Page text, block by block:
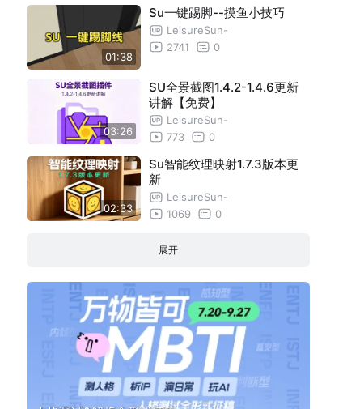
01:38
Su一键踢脚--摸鱼小技巧
LeisureSun-
2741
0
03:26
SU全景截图1.4.2-1.4.6更新
讲解【免费】
LeisureSun-
773
0
02:33
Su智能纹理映射1.7.3版本更
新
LeisureSun-
1069
0
展开